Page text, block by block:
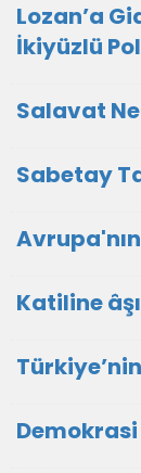
Lozan’a
İkiyüzlü
Salavat
Sabetay
Katiline